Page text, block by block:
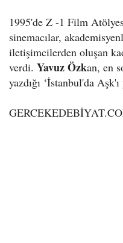
1995'de Z -1 Film
sinemacılar,
iletişimcilerden oluşan
verdi. Yavuz Özkan, en
yazdığı ‘İstanbul'da